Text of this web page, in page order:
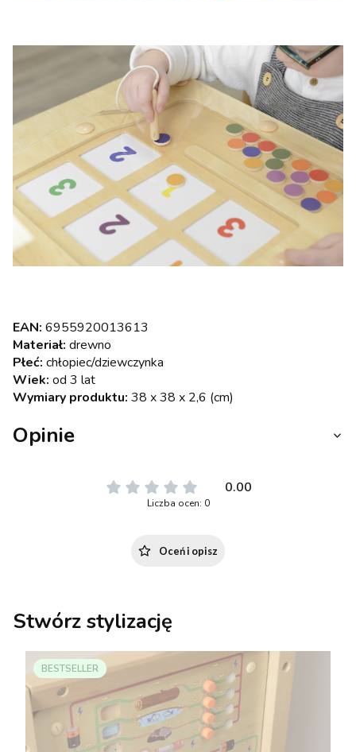
EAN: 6955920013613
Materiał: drewno
Płeć: chłopiec/dziewczynka
Wiek: od 3 lat
Wymiary produktu: 38 x 38 x 2,6 (cm)
Opinie
0.00
Liczba ocen: 0
Oceń i opisz
Stwórz stylizację
BESTSELLER